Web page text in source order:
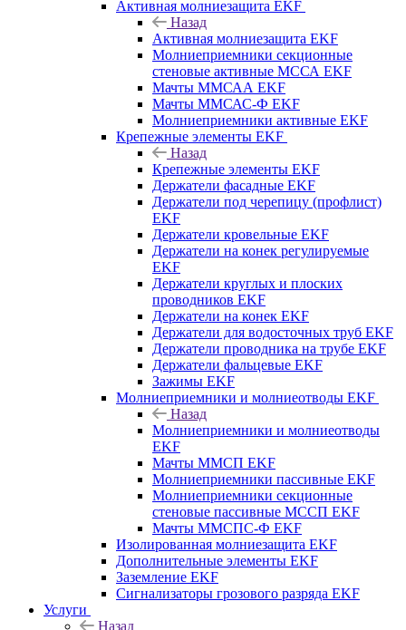
Активная молниезащита EKF
Назад
Активная молниезащита EKF
Молниеприемники секционные
стеновые активные МССА EKF
Мачты ММСАА EKF
Мачты ММСАС-Ф EKF
Молниеприемники активные EKF
Крепежные элементы EKF
Назад
Крепежные элементы EKF
Держатели фасадные EKF
Держатели под черепицу (профлист)
EKF
Держатели кровельные EKF
Держатели на конек регулируемые
EKF
Держатели круглых и плоских
проводников EKF
Держатели на конек EKF
Держатели для водосточных труб EKF
Держатели проводника на трубе EKF
Держатели фальцевые EKF
Зажимы EKF
Молниеприемники и молниеотводы EKF
Назад
Молниеприемники и молниеотводы
EKF
Мачты ММСП EKF
Молниеприемники пассивные EKF
Молниеприемники секционные
стеновые пассивные МССП EKF
Мачты ММСПС-Ф EKF
Изолированная молниезащита EKF
Дополнительные элементы EKF
Заземление EKF
Сигнализаторы грозового разряда EKF
Услуги
Назад